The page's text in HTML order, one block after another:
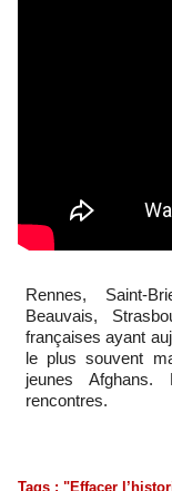
Rennes, Saint-Brieuc, Laval, Lorient, Auch, Nevers,
Beauvais,
françaises ayant
le plus souvent
jeunes
rencontres.
Tags : "Effacer